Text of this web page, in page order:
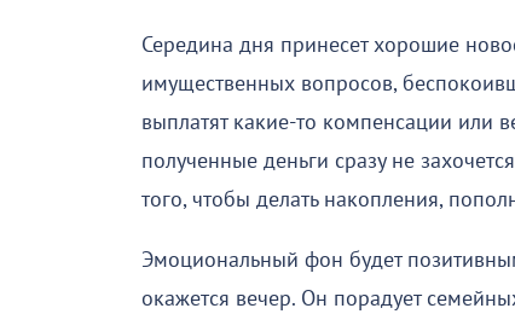
Середина дня принесет хорошие
имущественных вопросов,
выплатят какие-то компенсации или
полученные деньги сразу не
того, чтобы делать накопления,
Эмоциональный фон будет
окажется вечер. Он порадует